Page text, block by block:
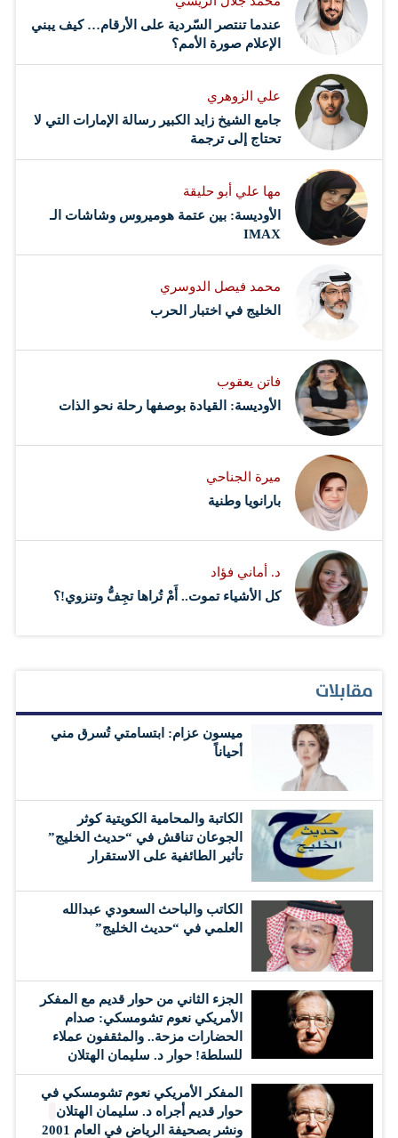
عندما تنتصر السّردية على الأرقام… كيف يبني
الإعلام صورة الأمم؟
علي الزوهري
جامع الشيخ زايد الكبير رسالة الإمارات التي لا
تحتاج إلى ترجمة
مها علي أبو حليقة
الأوديسة: بين عتمة هوميروس وشاشات الـ
IMAX
محمد فيصل الدوسري ​
‏الخليج في اختبار الحرب
فاتن يعقوب
الأوديسة: القيادة بوصفها رحلة نحو الذات
ميرة الجناحي
بارانويا وطنية
د. أماني فؤاد
كل الأشياء تموت.. أَمْ تُراها تجِفُّ وتنزوي!؟
مقابلات
ميسون عزام: ابتسامتي تُسرق مني
أحياناً
الكاتبة والمحامية الكويتية كوثر
الجوعان تناقش في “حديث الخليج”
تأثير الطائفية على الاستقرار
الكاتب والباحث السعودي عبدالله
العلمي في “حديث الخليج”
الجزء الثاني من حوار قديم مع المفكر
الأمريكي نعوم تشومسكي: صدام
الحضارات مزحة.. والمثقفون عملاء
للسلطة! حوار د. سليمان الهتلان
المفكر الأمريكي نعوم تشومسكي في
حوار قديم أجراه د. سليمان الهتلان
ونشر بصحيفة الرياض في العام 2001